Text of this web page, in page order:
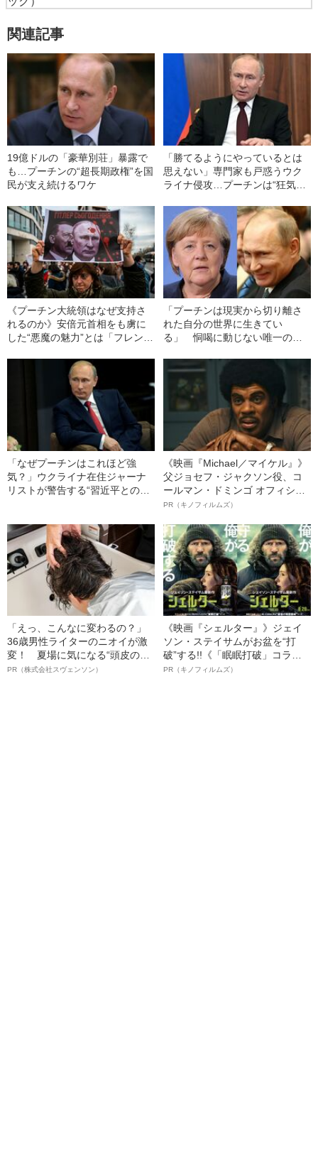
関連記事
19億ドルの「豪華別荘」暴露で
も…プーチンの“超長期政権”を国
民が支え続けるワケ
「勝てるようにやっているとは
思えない」専門家も戸惑うウク
ライナ侵攻…プーチンは“狂気の
《プーチン大統領はなぜ支持さ
れるのか》安倍元首相をも虜に
した“悪魔の魅力”とは「フレンド
も笑顔で」 「人たらし」
「プーチンは現実から切り離さ
れた自分の世界に生きてい
る」 恫喝に動じない唯一のリ
ウソ
「なぜプーチンはこれほど強
気？」ウクライナ在住ジャーナ
リストが警告する“習近平との結
《映画『Michael／マイケル』》
父ジョセフ・ジャクソン役、コ
ールマン・ドミンゴ オフィシャ
ルインタビュー“観客を魅了した
語る”《日本興収70億円突破》
PR（キノフィルムズ）
「えっ、こんなに変わるの？」
36歳男性ライターのニオイが激
変！ 夏場に気になる“頭皮のニ
オイ”や“ベタつき”を解消す
PR（株式会社スヴェンソン）
《映画『シェルター』》ジェイ
ソン・ステイサムがお盆を“打
破”する!!《「眠眠打破」コラ
ボ》
PR（キノフィルムズ）